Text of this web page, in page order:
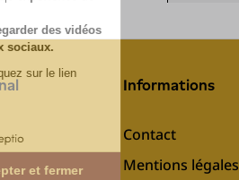
Informations
Contact
Mentions légales